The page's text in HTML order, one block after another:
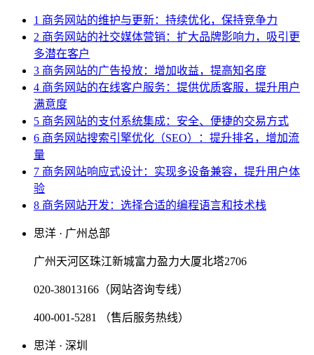
1 商务网站的维护与更新：持续优化，保持竞争力
2 商务网站的社交媒体营销：扩大品牌影响力，吸引更
多潜在客户
3 商务网站的广告投放：增加收益，提高知名度
4 商务网站的在线客户服务：提供优质客服，提升用户
满意度
5 商务网站的支付系统集成：安全、便捷的交易方式
6 商务网站搜索引擎优化（SEO）：提升排名，增加流
量
7 商务网站响应式设计：实现多设备兼容，提升用户体
验
8 商务网站开发：选择合适的编程语言和技术栈
思洋 · 广州总部
广州天河区珠江新城富力盈力大厦北塔2706
020-38013166（网站咨询专线）
400-001-5281 （售后服务热线）
思洋 · 深圳